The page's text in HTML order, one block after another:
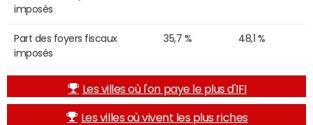
imposés
Part des foyers fiscaux
imposés
35,7 % 48,1 %
Les villes où l'on paye le plus d'IFI
Les villes où vivent les plus riches